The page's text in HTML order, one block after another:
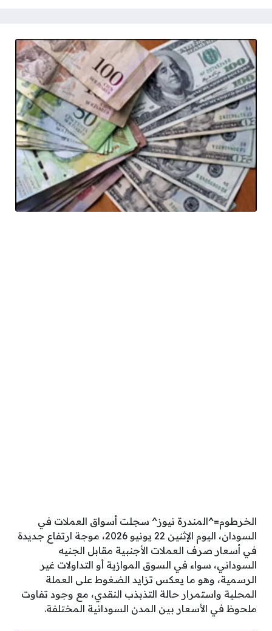
الخرطوم=^المندرة نيوز^ سجلت أسواق العملات في
السودان، اليوم الإثنين 22 يونيو 2026، موجة ارتفاع جديدة
في أسعار صرف العملات الأجنبية مقابل الجنيه
السوداني، سواء في السوق الموازية أو التداولات غير
الرسمية، وهو ما يعكس تزايد الضغوط على العملة
المحلية واستمرار حالة التذبذب النقدي، مع وجود تفاوت
ملحوظ في الأسعار بين المدن السودانية المختلفة.